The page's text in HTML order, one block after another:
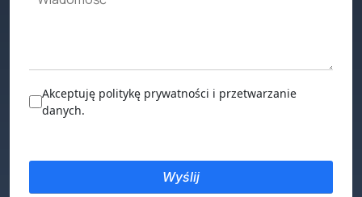
Akceptuję politykę prywatności i przetwarzanie
danych.